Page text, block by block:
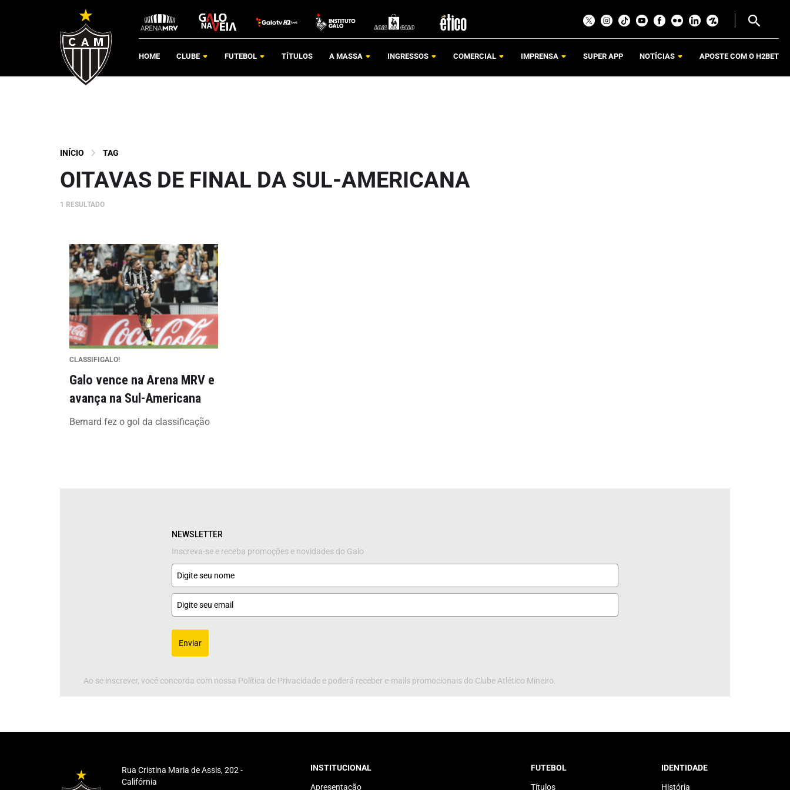
HOME CLUBE FUTEBOL TÍTULOS A MASSA INGRESSOS COMERCIAL IMPRENSA SUPER APP NOTÍCIAS APOSTE COM O H2BET
INÍCIO TAG
OITAVAS DE FINAL DA SUL-AMERICANA
1 RESULTADO
CLASSIFIGALO!
Galo vence na Arena MRV e
avança na Sul-Americana
Bernard fez o gol da classificação
NEWSLETTER
Inscreva-se e receba promoções e novidades do Galo
Enviar
Ao se inscrever, você concorda com nossa Política de Privacidade e poderá receber e-mails promocionais do Clube Atlético Mineiro.
Rua Cristina Maria de Assis, 202 -
Califórnia
INSTITUCIONAL
Apresentação
FUTEBOL
Títulos
IDENTIDADE
História